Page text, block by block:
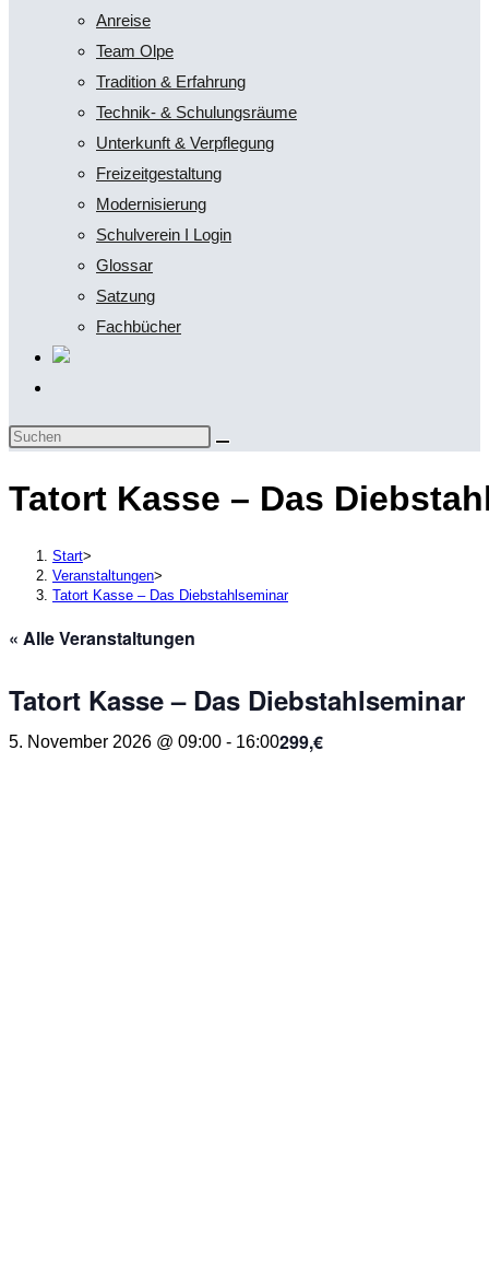
Anreise
Team Olpe
Tradition & Erfahrung
Technik- & Schulungsräume
Unterkunft & Verpflegung
Freizeitgestaltung
Modernisierung
Schulverein I Login
Glossar
Satzung
Fachbücher
umschalten
Diese
durchsuchen
Tatort Kasse – Das
Start>
Veranstaltungen>
Tatort Kasse – Das Diebstahlseminar
« Alle Veranstaltungen
Tatort Kasse – Das Diebstahlseminar
5. November 2026 @ 09:00 - 16:00299,€